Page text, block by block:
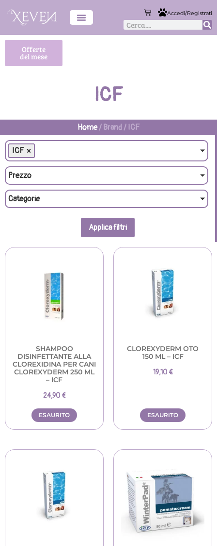
Accedi/Registrati
Offerte
del mese
ICF
Home/ Brand / ICF
ICF ×
Prezzo
Categorie
Applica filtri
SHAMPOO
DISINFETTANTE ALLA
CLOREXIDINA PER CANI
CLOREXYDERM 250 ML
– ICF
24,90 €
ESAURITO
CLOREXYDERM OTO
150 ML – ICF
19,10 €
ESAURITO